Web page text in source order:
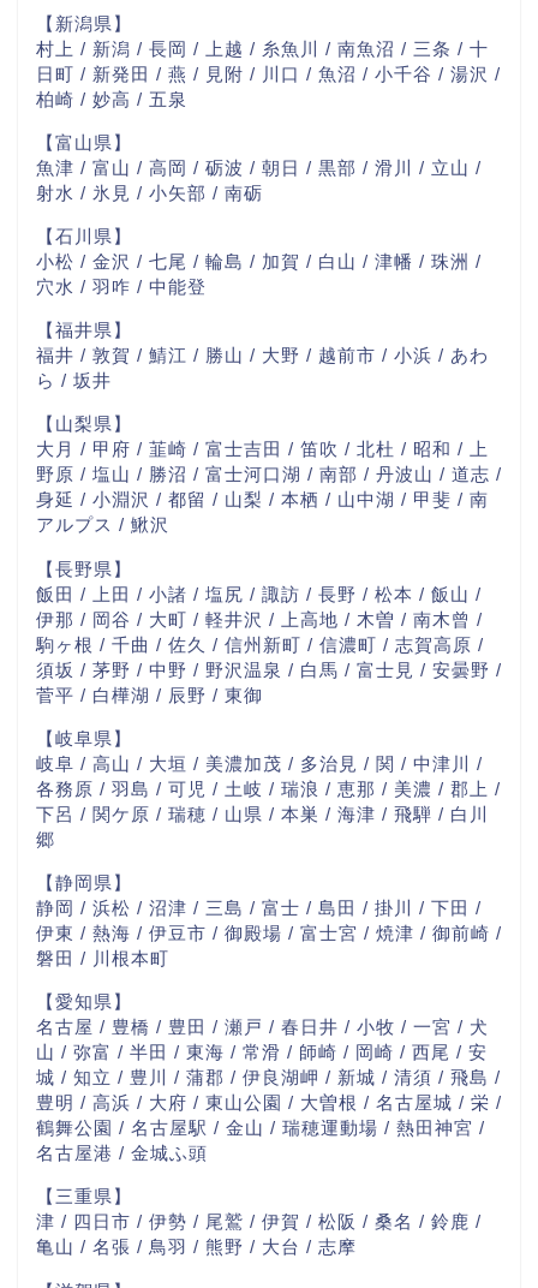
【新潟県】
村上 / 新潟 / 長岡 / 上越 / 糸魚川 / 南魚沼 / 三条 / 十
日町 / 新発田 / 燕 / 見附 / 川口 / 魚沼 / 小千谷 / 湯沢 /
柏崎 / 妙高 / 五泉
【富山県】
魚津 / 富山 / 高岡 / 砺波 / 朝日 / 黒部 / 滑川 / 立山 /
射水 / 氷見 / 小矢部 / 南砺
【石川県】
小松 / 金沢 / 七尾 / 輪島 / 加賀 / 白山 / 津幡 / 珠洲 /
穴水 / 羽咋 / 中能登
【福井県】
福井 / 敦賀 / 鯖江 / 勝山 / 大野 / 越前市 / 小浜 / あわ
ら / 坂井
【山梨県】
大月 / 甲府 / 韮崎 / 富士吉田 / 笛吹 / 北杜 / 昭和 / 上
野原 / 塩山 / 勝沼 / 富士河口湖 / 南部 / 丹波山 / 道志 /
身延 / 小淵沢 / 都留 / 山梨 / 本栖 / 山中湖 / 甲斐 / 南
アルプス / 鰍沢
【長野県】
飯田 / 上田 / 小諸 / 塩尻 / 諏訪 / 長野 / 松本 / 飯山 /
伊那 / 岡谷 / 大町 / 軽井沢 / 上高地 / 木曽 / 南木曾 /
駒ヶ根 / 千曲 / 佐久 / 信州新町 / 信濃町 / 志賀高原 /
須坂 / 茅野 / 中野 / 野沢温泉 / 白馬 / 富士見 / 安曇野 /
菅平 / 白樺湖 / 辰野 / 東御
【岐阜県】
岐阜 / 高山 / 大垣 / 美濃加茂 / 多治見 / 関 / 中津川 /
各務原 / 羽島 / 可児 / 土岐 / 瑞浪 / 恵那 / 美濃 / 郡上 /
下呂 / 関ケ原 / 瑞穂 / 山県 / 本巣 / 海津 / 飛騨 / 白川
郷
【静岡県】
静岡 / 浜松 / 沼津 / 三島 / 富士 / 島田 / 掛川 / 下田 /
伊東 / 熱海 / 伊豆市 / 御殿場 / 富士宮 / 焼津 / 御前崎 /
磐田 / 川根本町
【愛知県】
名古屋 / 豊橋 / 豊田 / 瀬戸 / 春日井 / 小牧 / 一宮 / 犬
山 / 弥富 / 半田 / 東海 / 常滑 / 師崎 / 岡崎 / 西尾 / 安
城 / 知立 / 豊川 / 蒲郡 / 伊良湖岬 / 新城 / 清須 / 飛島 /
豊明 / 高浜 / 大府 / 東山公園 / 大曽根 / 名古屋城 / 栄 /
鶴舞公園 / 名古屋駅 / 金山 / 瑞穂運動場 / 熱田神宮 /
名古屋港 / 金城ふ頭
【三重県】
津 / 四日市 / 伊勢 / 尾鷲 / 伊賀 / 松阪 / 桑名 / 鈴鹿 /
亀山 / 名張 / 鳥羽 / 熊野 / 大台 / 志摩